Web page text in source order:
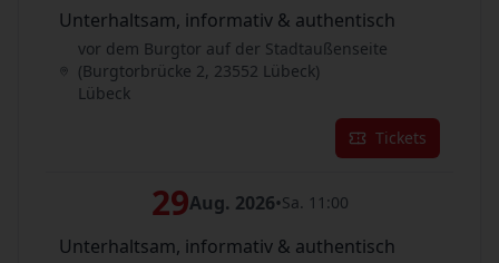
Unterhaltsam, informativ & authentisch
vor dem Burgtor auf der Stadtaußenseite
(Burgtorbrücke 2, 23552 Lübeck)
Lübeck
Tickets
29Aug. 2026•Sa. 11:00
Unterhaltsam, informativ & authentisch